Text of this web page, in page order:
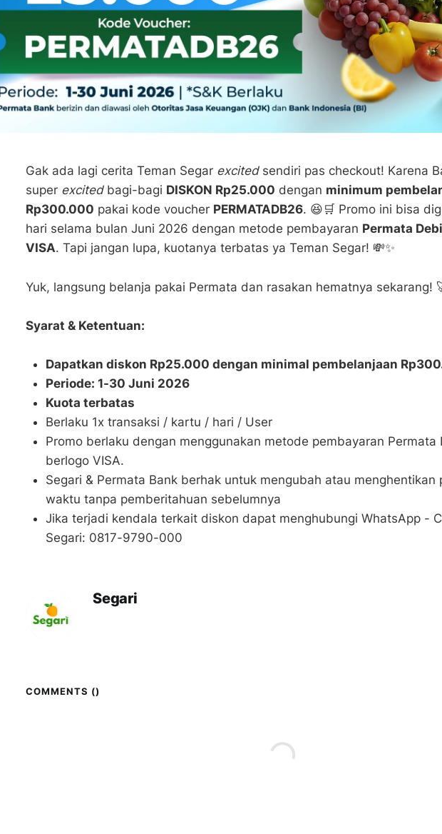
Gak ada lagi cerita Teman Segar excitedsendiri pas checkout! Karena
super excited bagi-bagi DISKON Rp25.000 dengan minimum
Rp300.000 pakai kode voucher PERMATADB26. 😆🛒 Promo ini bisa
hari selama bulan Juni 2026 dengan metode pembayaran Permata
VISA. Tapi jangan lupa, kuotanya terbatas ya Teman Segar! 💸✨
Yuk, langsung belanja pakai Permata dan rasakan hematnya sekarang!
Syarat & Ketentuan:
Dapatkan diskon Rp25.000 dengan minimal pembelanjaan
Periode: 1-30 Juni 2026
Kuota terbatas
Berlaku 1x transaksi / kartu / hari / User
Promo berlaku dengan menggunakan metode pembayaran Permata
berlogo VISA.
Segari & Permata Bank berhak untuk mengubah atau menghentikan
waktu tanpa pemberitahuan sebelumnya
Jika terjadi kendala terkait diskon dapat menghubungi WhatsApp -
Segari: 0817-9790-000
Segari
COMMENTS ()